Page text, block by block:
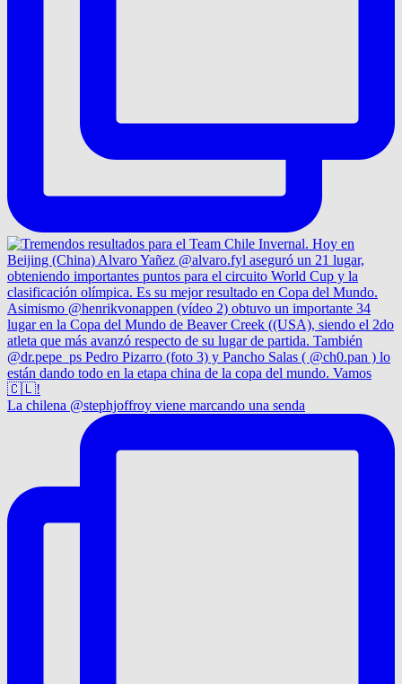
La chilena @stephjoffroy viene marcando una senda